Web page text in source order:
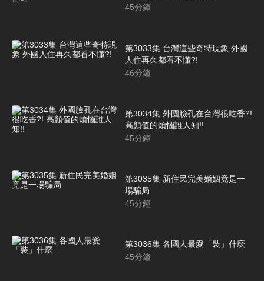
45分鐘
第3033集 台灣這些奇特現象 外國
人住再久都看不懂?!
46分鐘
第3034集 外國臉孔在台灣很吃香?!
高顏值的煩惱誰人知!!
45分鐘
第3035集 新住民完美婚姻竟是一
場騙局
45分鐘
第3036集 各國人最愛「裝」什麼
45分鐘